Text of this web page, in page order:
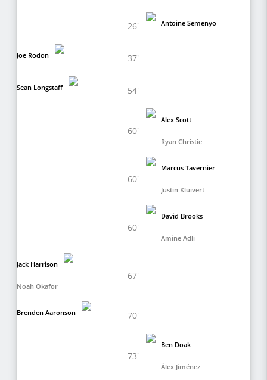
26' Antoine Semenyo
Joe Rodon 37'
Sean Longstaff 54'
60'
Alex Scott
Ryan Christie
60'
Marcus Tavernier
Justin Kluivert
60'
David Brooks
Amine Adli
Noah Okafor
Jack Harrison
67'
Brenden Aaronson 70'
73'
Ben Doak
Álex Jiménez